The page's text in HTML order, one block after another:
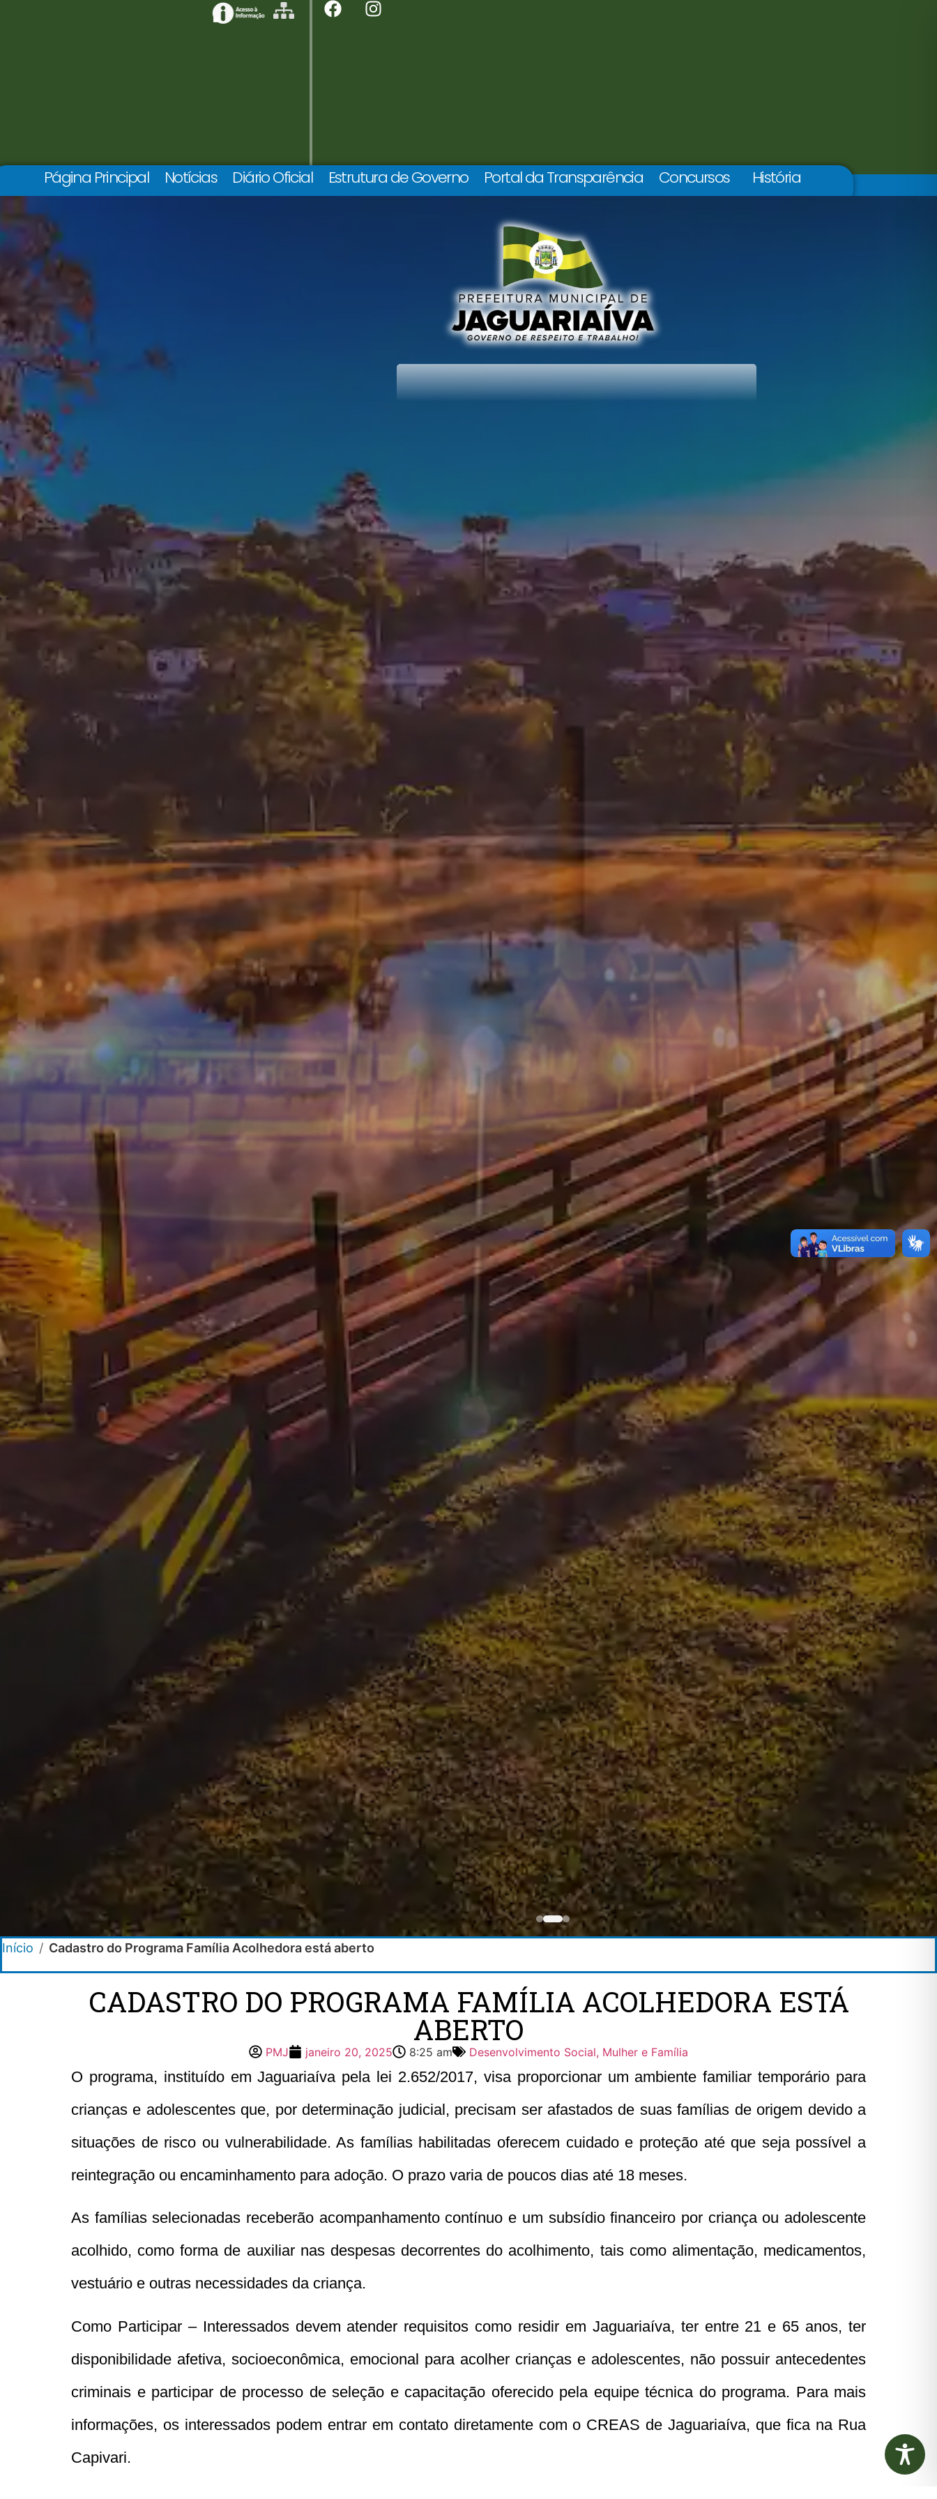
Página Principal Notícias Diário Oficial Estrutura de Governo Portal da Transparência Concursos História
Início / Cadastro do Programa Família Acolhedora está aberto
CADASTRO DO PROGRAMA FAMÍLIA ACOLHEDORA ESTÁ
ABERTO
PMJ janeiro 20, 2025 8:25 am Desenvolvimento Social, Mulher e Família
O programa, instituído em Jaguariaíva pela lei 2.652/2017, visa proporcionar um ambiente familiar temporário para
crianças e adolescentes que, por determinação judicial, precisam ser afastados de suas famílias de origem devido a
situações de risco ou vulnerabilidade. As famílias habilitadas oferecem cuidado e proteção até que seja possível a
reintegração ou encaminhamento para adoção. O prazo varia de poucos dias até 18 meses.
As famílias selecionadas receberão acompanhamento contínuo e um subsídio financeiro por criança ou adolescente
acolhido, como forma de auxiliar nas despesas decorrentes do acolhimento, tais como alimentação, medicamentos,
vestuário e outras necessidades da criança.
Como Participar– Interessados devem atender requisitos como residir em Jaguariaíva, ter entre 21 e 65 anos, ter
disponibilidade afetiva, socioeconômica, emocional para acolher crianças e adolescentes, não possuir antecedentes
criminais e participar de processo de seleção e capacitação oferecido pela equipe técnica do programa. Para mais
informações, os interessados podem entrar em contato diretamente com o CREAS de Jaguariaíva, que fica na Rua
Capivari.